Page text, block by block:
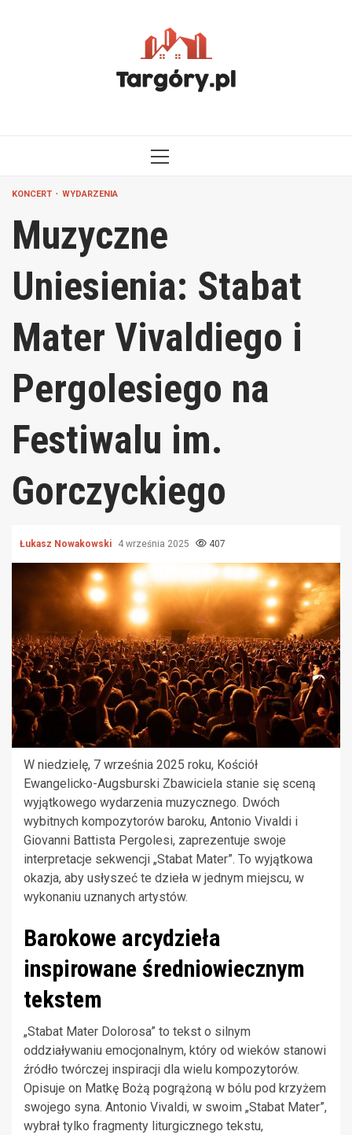
MENU
KONCERT WYDARZENIA
Muzyczne
Uniesienia: Stabat
Mater Vivaldiego i
Pergolesiego na
Festiwalu im.
Gorczyckiego
Łukasz Nowakowski 4 września 2025 407
W niedzielę, 7 września 2025 roku, Kościół
Ewangelicko-Augsburski Zbawiciela stanie się sceną
wyjątkowego wydarzenia muzycznego. Dwóch
wybitnych kompozytorów baroku, Antonio Vivaldi i
Giovanni Battista Pergolesi, zaprezentuje swoje
interpretacje sekwencji „Stabat Mater”. To wyjątkowa
okazja, aby usłyszeć te dzieła w jednym miejscu, w
wykonaniu uznanych artystów.
Barokowe arcydzieła
inspirowane średniowiecznym
tekstem
„Stabat Mater Dolorosa” to tekst o silnym
oddziaływaniu emocjonalnym, który od wieków stanowi
źródło twórczej inspiracji dla wielu kompozytorów.
Opisuje on Matkę Bożą pogrążoną w bólu pod krzyżem
swojego syna. Antonio Vivaldi, w swoim „Stabat Mater”,
wybrał tylko fragmenty liturgicznego tekstu,